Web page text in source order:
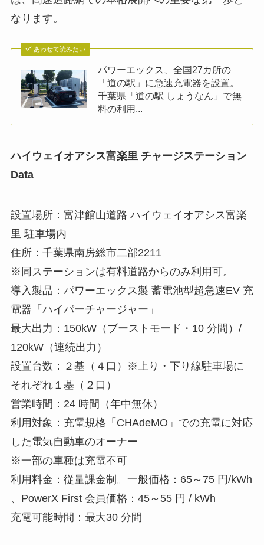
なります。
あわせて読みたい
パワーエックス、全国27カ所の
「道の駅」に急速充電器を設置。
千葉県「道の駅 しょうなん」で無
料の利用...
ハイウェイオアシス富楽里 チャージステーション
Data
設置場所：富津館山道路 ハイウェイオアシス富楽
里 駐車場内
住所：千葉県南房総市二部2211
※同ステーションは有料道路からのみ利用可。
導入製品：パワーエックス製 蓄電池型超急速EV 充
電器「ハイパーチャージャー」
最大出力：150kW（ブーストモード・10 分間）/
120kW（連続出力）
設置台数：２基（４口）※上り・下り線駐車場に
それぞれ１基（２口）
営業時間：24 時間（年中無休）
利用対象：充電規格「CHAdeMO」での充電に対応
した電気自動車のオーナー
※一部の車種は充電不可
利用料金：従量課金制。一般価格：65～75 円/kWh
、PowerX First 会員価格：45～55 円 / kWh
充電可能時間：最大30 分間